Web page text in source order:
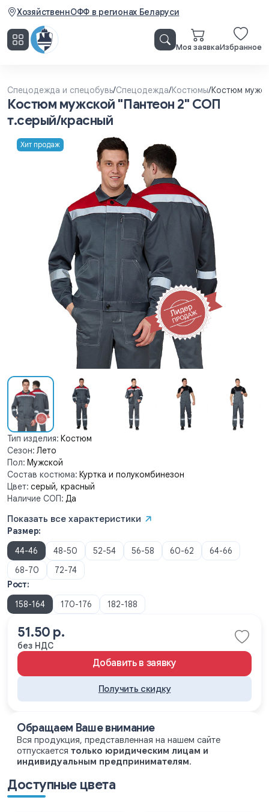
ХозяйственнОФФ в регионах Беларуси
Моя заявкаИзбранное
Костюм мужской "Пантеон 2" СОП
т.серый/красный
Спецодежда и спецобувь/Спецодежда/Костюмы/Костюм
Хит продаж
Размер:
44-46
48-50 52-54 56-58 60-62
64-66
68-70
72-74
Рост:
158-164
170-176 182-188
Тип изделия: Костюм
Сезон: Лето
Пол: Мужской
Состав костюма: Куртка и полукомбинезон
Цвет: серый, красный
Наличие СОП: Да
Показать все характеристики
51.50 р.
без НДС
Добавить в заявку
Получить скидку
Обращаем Ваше внимание
Вся продукция, представленная на нашем сайте
отпускается только юридическим лицам и
индивидуальным предпринимателям.
Доступные цвета